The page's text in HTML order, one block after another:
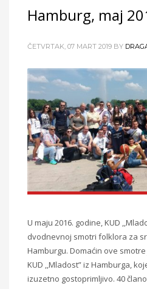
Hamburg, maj
ČETVRTAK, 07 MART 2019 BY
U maju 2016. godine, KUD
dvodnevnoj smotri folklora za
Hamburgu. Domaćin ove
KUD ,,Mladost” iz Hamburga,
izuzetno gostoprimljivo. 40